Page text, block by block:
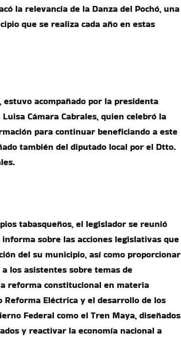
la relevancia de la Danza del Pochó, una
que se realiza cada año en estas
acompañado por la presidenta
Cámara Cabrales, quien celebró la
para continuar beneficiando a este
también del diputado local por el Dtto.
tabasqueños, el legislador se reunió
sobre las acciones legislativas que
del su municipio, así como proporcionar
los asistentes sobre temas de
reforma constitucional en materia
Reforma Eléctrica y el desarrollo de los
Federal como el Tren Maya, diseñados
y reactivar la economía nacional a